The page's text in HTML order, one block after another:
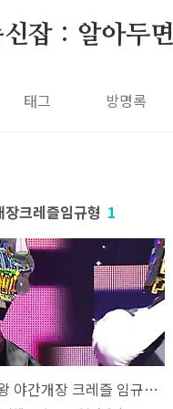
잡 : 알아두
태그 방명록
장크레즐임규형 1
복면가왕 야간개장 크레즐 임규형 자개장 던밀스 애정표현 플라워 가사 노래 뮤비 곡정보